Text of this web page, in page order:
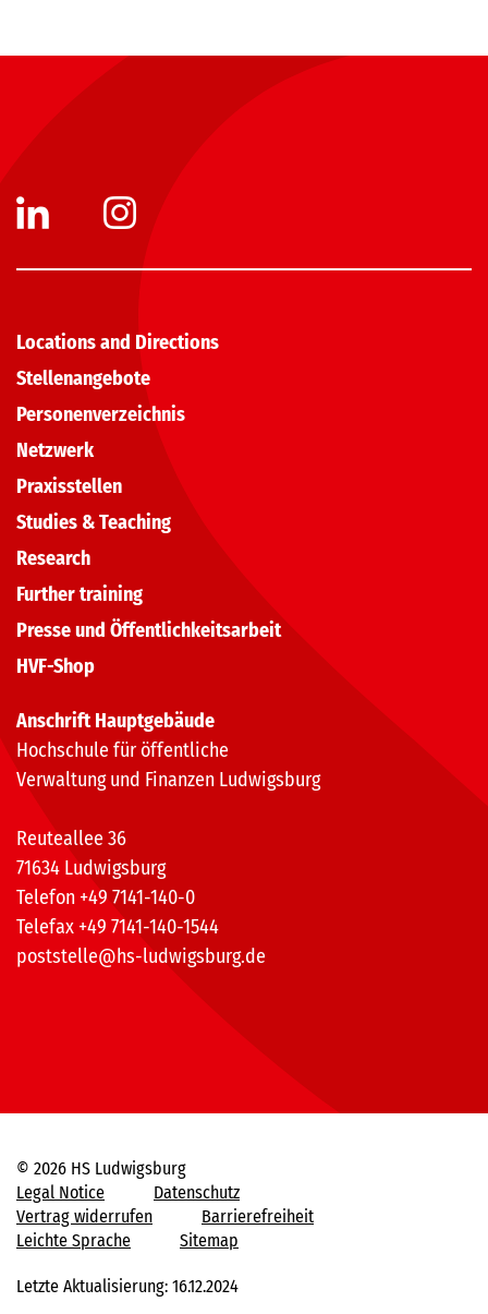
Locations and Directions
Stellenangebote
Personenverzeichnis
Netzwerk
Praxisstellen
Studies & Teaching
Research
Further training
Presse und Öffentlichkeitsarbeit
HVF-Shop
Anschrift Hauptgebäude
Hochschule für öffentliche
Verwaltung und Finanzen Ludwigsburg
Reuteallee 36
71634 Ludwigsburg
Telefon +49 7141-140-0
Telefax +49 7141-140-1544
poststelle@hs-ludwigsburg.de
© 2026 HS Ludwigsburg
Legal Notice
Datenschutz
Vertrag widerrufen
Barrierefreiheit
Leichte Sprache
Sitemap
Letzte Aktualisierung: 16.12.2024